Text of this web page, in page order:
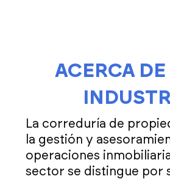
ACERCA DE
La correduría de
la gestión y
operaciones
sector se distingue por